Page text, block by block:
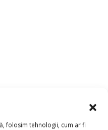
folosim tehnologii, cum ar fi
pentru „Set 50 Baloane
Paste Green”